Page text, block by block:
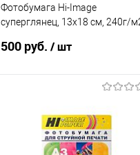
Фотобумага Hi-Image
суперглянец, 13x18 см, 240г/
500 руб. / шт
Купить в 1 клик
Сравнение